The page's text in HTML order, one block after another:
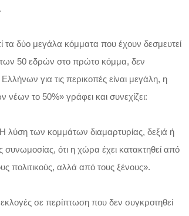
τα δύο μεγάλα κόμματα που έχουν δεσμευτεί
των 50 εδρών στο πρώτο κόμμα, δεν
για τις περικοπές είναι μεγάλη, η
το 50%» γράφει και συνεχίζει:
λύση των κομμάτων διαμαρτυρίας, δεξιά ή
ότι η χώρα έχει κατακτηθεί από
πολιτικούς, αλλά από τους ξένους».
σε περίπτωση που δεν συγκροτηθεί